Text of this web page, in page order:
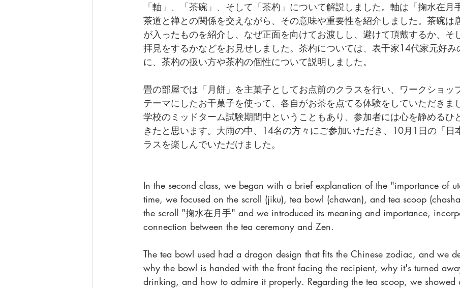
「軸」、「茶碗」、そして「茶杓」について解説しました。軸は「掬水在月
茶道と禅との関係を交えながら、その意味や重要性を紹介しました。茶碗は
が入ったものを紹介し、なぜ正面を向けてお渡しし、避けて頂戴するか、そ
拝見をするかなどをお見せしました。茶杓については、表千家14代家元好み
に、茶杓の扱い方や茶杓の個性について説明しました。
畳の部屋では「月餅」を主菓子としてお点前のクラスを行い、ワークショッ
テーマにしたお干菓子を使って、各自がお茶を点てる体験をしていただきま
学校のミッドターム試験期間中ということもあり、参加者には心を静めるひ
きたと思います。大雨の中、14名の方々にご参加いただき、10月1日の「日
ラスを楽しんでいただけました。
In the second class, we began with a brief explanation of the "importance of
time, we focused on the scroll (jiku), tea bowl (chawan), and tea scoop
the scroll "掬水在月手" and we introduced its meaning and importance,
connection between the tea ceremony and Zen.
The tea bowl used had a dragon design that fits the Chinese zodiac, and we
why the bowl is handed with the front facing the recipient, why it's turned
drinking, and how to admire it properly. Regarding the tea scoop, we showed